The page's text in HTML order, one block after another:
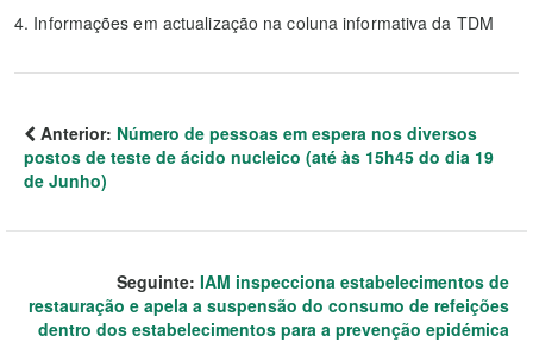
4. Informações em actualização na coluna informativa da TDM
Anterior: Número de pessoas em espera nos diversos
postos de teste de ácido nucleico (até às 15h45 do dia 19
de Junho)
Seguinte: IAM inspecciona estabelecimentos de
restauração e apela a suspensão do consumo de refeições
dentro dos estabelecimentos para a prevenção epidémica